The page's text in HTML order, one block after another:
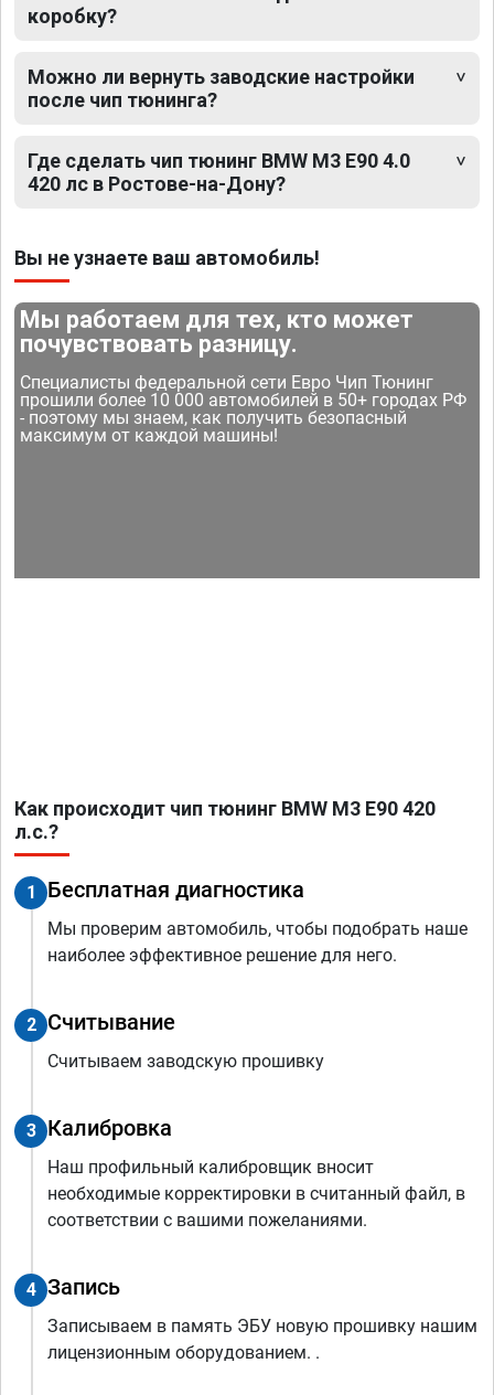
коробку?
Можно ли вернуть заводские настройки
после чип тюнинга?
Где сделать чип тюнинг BMW M3 E90 4.0
420 лс в Ростове-на-Дону?
Вы не узнаете ваш автомобиль!
Мы работаем для тех, кто может
почувствовать разницу.
Специалисты федеральной сети Евро Чип Тюнинг
прошили более 10 000 автомобилей в 50+ городах РФ
- поэтому мы знаем, как получить безопасный
максимум от каждой машины!
Как происходит чип тюнинг BMW M3 E90 420
л.с.?
1 Бесплатная диагностика
Мы проверим автомобиль, чтобы подобрать наше
наиболее эффективное решение для него.
2 Считывание
Считываем заводскую прошивку
3 Калибровка
Наш профильный калибровщик вносит
необходимые корректировки в считанный файл, в
соответствии с вашими пожеланиями.
4 Запись
Записываем в память ЭБУ новую прошивку нашим
лицензионным оборудованием. .